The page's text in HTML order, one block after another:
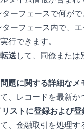
ーフェースで何がで
ーフェース内で、
行できます。
送 して、同僚または
題に関する詳細なメ
て、レコードを最新か
ストに登録および登
て、金融取引を処理す